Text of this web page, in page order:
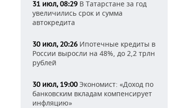
31 июл, 08:29 В Татарстане за год
увеличились срок и сумма
автокредита
30 июл, 20:26 Ипотечные кредиты в
России выросли на 48%, до 2,2 трлн
рублей
30 июл, 19:00Экономист: «Доход по
банковским вкладам компенсирует
инфляцию»